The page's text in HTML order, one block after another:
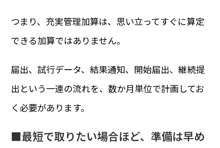
つまり、充実管理加算は、思い立ってすぐに算定
できる加算ではありません。
届出、試行データ、結果通知、開始届出、継続提
出という一連の流れを、数か月単位で計画してお
く必要があります。
■最短で取りたい場合ほど、準備は早め